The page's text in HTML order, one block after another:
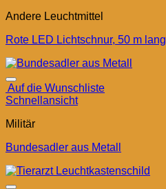
Andere Leuchtmittel
Rote LED Lichtschnur, 50 m lang
Auf die Wunschliste
Schnellansicht
Militär
Bundesadler aus Metall